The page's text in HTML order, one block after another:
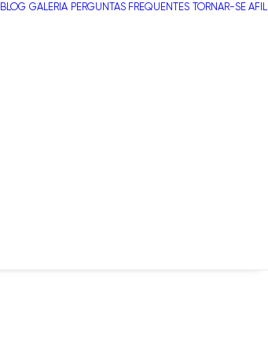
BLOG GALERIA PERGUNTAS FREQUENTES TORNAR-SE